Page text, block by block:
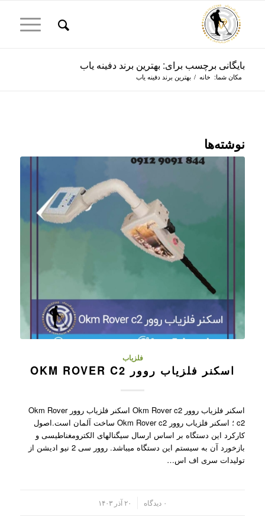
بایگانی برچسب برای: بهترین برند دفینه یاب
مکان شما: خانه / بهترین برند دفینه یاب
نوشته‌ها
فلزیاب
اسکنر فلزیاب روور OKM ROVER C2
اسکنر فلزیاب روور Okm Rover c2 اسکنر فلزیاب روور Okm Rover
c2 ؛ اسکنر فلزیاب روور Okm Rover c2 ساخت آلمان است.اصول
کارکرد این دستگاه بر اساس ارسال سیگنالهای الکترومغناطیسی و
بازخورد آن به سیستم این دستگاه میباشد. روور سی 2 نیو ادیشن از
تولیدات سری اف اس…
۰ دیدگاه ۲۰ آذر ۱۴۰۳